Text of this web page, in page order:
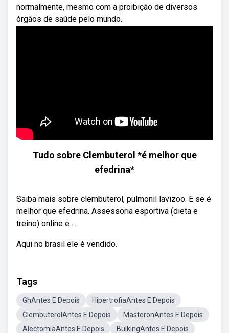
normalmente, mesmo com a proibição de diversos
órgãos de saúde pelo mundo.
Tudo sobre Clembuterol *é melhor que
efedrina*
Saiba mais sobre clembuterol, pulmonil lavizoo. E se é
melhor que efedrina. Assessoria esportiva (dieta e
treino) online e ...
Aqui no brasil ele é vendido.
Tags
GhAntes E Depois
HipertrofiaAntes E Depois
ClembuterolAntes E Depois
MasteronAntes E Depois
AlectomiaAntes E Depois
BulkingAntes E Depois